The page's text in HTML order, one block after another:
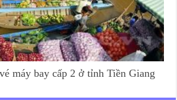
máy bay cấp 2 ở tỉnh Tiền Giang